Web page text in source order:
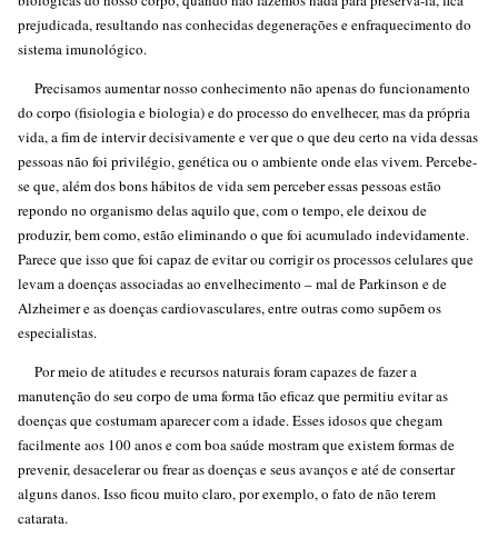
prejudicada, resultando nas conhecidas degenerações e enfraquecimento do
sistema imunológico.
Precisamos aumentar nosso conhecimento não apenas do funcionamento
do corpo (fisiologia e biologia) e do processo do envelhecer, mas da própria
vida, a fim de intervir decisivamente e ver que o que deu certo na vida dessas
pessoas não foi privilégio, genética ou o ambiente onde elas vivem. Percebe-
se que, além dos bons hábitos de vida sem perceber essas pessoas estão
repondo no organismo delas aquilo que, com o tempo, ele deixou de
produzir, bem como, estão eliminando o que foi acumulado indevidamente.
Parece que isso que foi capaz de evitar ou corrigir os processos celulares que
levam a doenças associadas ao envelhecimento – mal de Parkinson e de
Alzheimer e as doenças cardiovasculares, entre outras como supõem os
especialistas.
Por meio de atitudes e recursos naturais foram capazes de fazer a
manutenção do seu corpo de uma forma tão eficaz que permitiu evitar as
doenças que costumam aparecer com a idade. Esses idosos que chegam
facilmente aos 100 anos e com boa saúde mostram que existem formas de
prevenir, desacelerar ou frear as doenças e seus avanços e até de consertar
alguns danos. Isso ficou muito claro, por exemplo, o fato de não terem
catarata.